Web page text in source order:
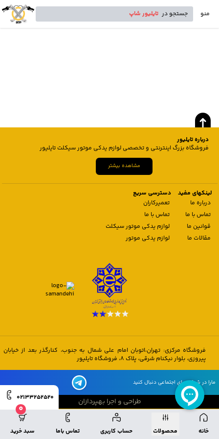
منو جستجو در تایلیور شاپ
خانه محصولات حساب کاربری تماس باما
0
سبد خرید
02133252520
درباره تایلیور
فروشگاه بزرگ اینترنتی و تخصصی لوازم یدکی موتور سیکلت تایلیور
مشاهده بیشتر
لینکهای مفید
درباره ما
تماس با ما
قوانین ما
مقالات ما
دسترسی سریع
تعمیرکاران
تماس با ما
لوازم یدکی موتور سیکلت
لوازم یدکی موتور
فروشگاه مرکزی: تهران،اتوبان امام علی شمال به جنوب، کنارگذر بعد از خیابان
پیروزی، بلوار نیکنام شرقی، پلاک 8، فروشگاه تایلیور
مارا در شبکه های اجتماعی دنبال کنید
طراحی و اجرا بهپردازان
طراحی و اجرا بهپردازان